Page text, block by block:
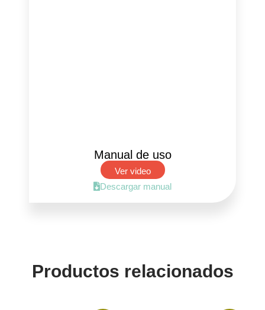
Manual de uso
Ver video
Descargar manual
Productos relacionados